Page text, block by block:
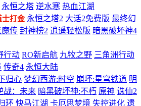
永恒之塔 逆水寒 热血江湖
士打金 永恒之塔2 大话2免费版 最终幻
魔传 封神榜2 逍遥轻松版 暗黑破坏神4
行动 RO新启航 九牧之野 三角洲行动
传奇4 永恒大陆
归心 梦幻西游:时空 崩坏:星穹铁道 明
战：未来 暗黑破坏神:不朽 原神 诛仙2
环 快马江湖 卡厄思梦境 失控进化 遗